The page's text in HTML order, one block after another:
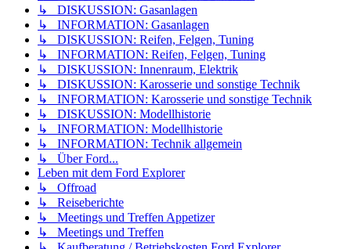
↳ DISKUSSION: Gasanlagen
↳ INFORMATION: Gasanlagen
↳ DISKUSSION: Reifen, Felgen, Tuning
↳ INFORMATION: Reifen, Felgen, Tuning
↳ DISKUSSION: Innenraum, Elektrik
↳ DISKUSSION: Karosserie und sonstige Technik
↳ INFORMATION: Karosserie und sonstige Technik
↳ DISKUSSION: Modellhistorie
↳ INFORMATION: Modellhistorie
↳ INFORMATION: Technik allgemein
↳ Über Ford...
Leben mit dem Ford Explorer
↳ Offroad
↳ Reiseberichte
↳ Meetings und Treffen Appetizer
↳ Meetings und Treffen